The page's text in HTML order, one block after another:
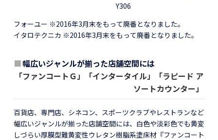
Y306
フォーユー ※2016年3月末をもって廃番となりました。
イタロテクニカ ※2016年3月末をもって廃番となりました。
■幅広いジャンルが揃った店舗空間には
「ファンコートＧ」「インタータイル」「ラピード ア
ソートカウンター」
百貨店、専門店、シネコン、スポーツクラブやレストランなど
幅広いジャンルが揃った店舗空間には、白色や淡彩色でも黄変
しづらい厚膜型難黄変性ウレタン樹脂系塗床材『ファンコート